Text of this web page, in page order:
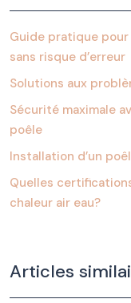
Guide pratique
sans risque d’erreur
Solutions aux
Sécurité maximale
poêle
Installation d’un
Quelles
chaleur air eau?
Articles